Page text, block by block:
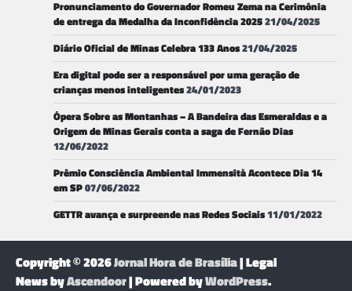
Pronunciamento do Governador Romeu Zema na Cerimônia
de entrega da Medalha da Inconfidência 202521/04/2025
Diário Oficial de Minas Celebra 133 Anos21/04/2025
Era digital pode ser a responsável por uma geração de
crianças menos inteligentes24/01/2023
Ópera Sobre as Montanhas – A Bandeira das Esmeraldas e a
Origem de Minas Gerais conta a saga de Fernão Dias
12/06/2022
Prêmio Consciência Ambiental Immensità Acontece Dia 14
em SP07/06/2022
GETTR avança e surpreende nas Redes Sociais11/01/2022
Copyright © 2026Jornal Hora de Brasília| Legal
News byAscendoor| Powered byWordPress.